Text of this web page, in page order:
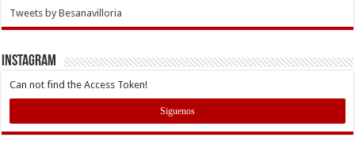
Tweets by Besanavilloria
INSTAGRAM
Can not find the Access Token!
Siguenos